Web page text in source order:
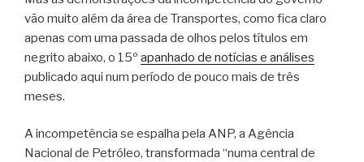
vão muito além da área de Transportes, como fica claro
apenas com uma passada de olhos pelos títulos em
negrito abaixo, o 15º apanhado de notícias e análises
publicado aqui num período de pouco mais de três
meses.
A incompetência se espalha pela ANP, a Agência
Nacional de Petróleo, transformada “numa central de